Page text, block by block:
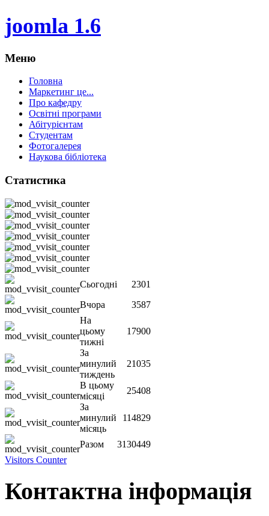
joomla 1.6
Меню
Головна
Маркетинг це...
Про кафедру
Освітні програми
Абітурієнтам
Студентам
Фотогалерея
Наукова бібліотека
Статистика
Сьогодні
2301
Вчора
3587
На
цьому
тижні
17900
За
минулий
тиждень
21035
В цьому
місяці
25408
За
минулий
місяць
114829
Разом
3130449
Visitors Counter
Контактна інформація